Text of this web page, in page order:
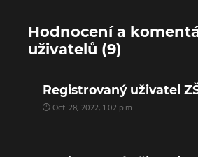
Hodnocení a
uživatelů (9)
Registrovaný uživatel
Oct. 28, 2022, 1:02 p.m.